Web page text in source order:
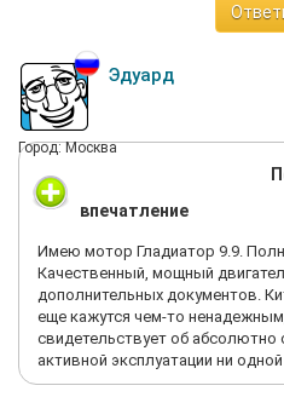
Эдуард
Город: Москва
впечатление
Имею мотор Гладиатор 9.9.
Качественный, мощный
дополнительных документов.
еще кажутся чем-то
свидетельствует об абсолютно
активной эксплуатации ни